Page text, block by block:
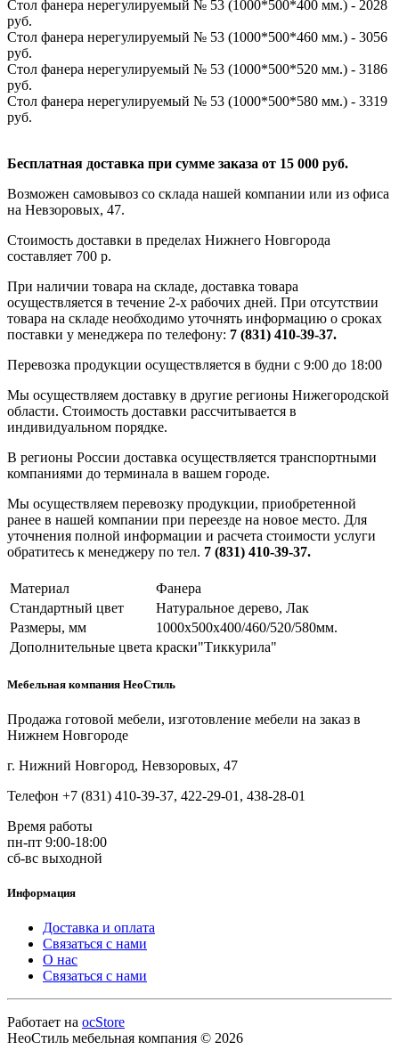
Стол фанера нерегулируемый № 53 (1000*500*400 мм.) - 2028
руб.
Стол фанера нерегулируемый № 53 (1000*500*460 мм.) - 3056
руб.
Стол фанера нерегулируемый № 53 (1000*500*520 мм.) - 3186
руб.
Стол фанера нерегулируемый № 53 (1000*500*580 мм.) - 3319
руб.
Бесплатная доставка при сумме заказа от 15 000 руб.
Возможен самовывоз со склада нашей компании или из офиса
на Невзоровых, 47.
Стоимость доставки в пределах Нижнего Новгорода
составляет 700 р.
При наличии товара на складе, доставка товара
осуществляется в течение 2-х рабочих дней. При отсутствии
товара на складе необходимо уточнять информацию о сроках
поставки у менеджера по телефону: 7 (831) 410-39-37.
Перевозка продукции осуществляется в будни с 9:00 до 18:00
Мы осуществляем доставку в другие регионы Нижегородской
области. Стоимость доставки рассчитывается в
индивидуальном порядке.
В регионы России доставка осуществляется транспортными
компаниями до терминала в вашем городе.
Мы осуществляем перевозку продукции, приобретенной
ранее в нашей компании при переезде на новое место. Для
уточнения полной информации и расчета стоимости услуги
обратитесь к менеджеру по тел. 7 (831) 410-39-37.
Материал
Фанера
Стандартный цвет
Натуральное дерево, Лак
Размеры, мм
1000х500х400/460/520/580мм.
Дополнительные цвета краски"Тиккурила"
Мебельная компания НеоСтиль
Продажа готовой мебели, изготовление мебели на заказ в
Нижнем Новгороде
г. Нижний Новгород, Невзоровых, 47
Телефон +7 (831) 410-39-37, 422-29-01, 438-28-01
Время работы
пн-пт 9:00-18:00
сб-вс выходной
Информация
Доставка и оплата
Связаться с нами
О нас
Связаться с нами
Работает на ocStore
НеоСтиль мебельная компания © 2026